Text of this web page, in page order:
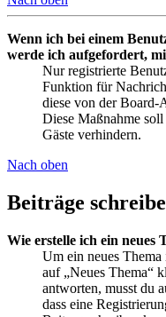
Wenn ich bei einem
werde ich aufgefordert,
Nur registrierte
Funktion für
diese von der Board-
Diese Maßnahme
Gäste verhindern.
Nach oben
Beiträge
Wie erstelle ich ein neues
Um ein neues
auf „Neues Thema“
antworten, musst du
dass eine